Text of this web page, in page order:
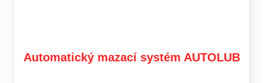
Automatický mazací systém AUTOLUB